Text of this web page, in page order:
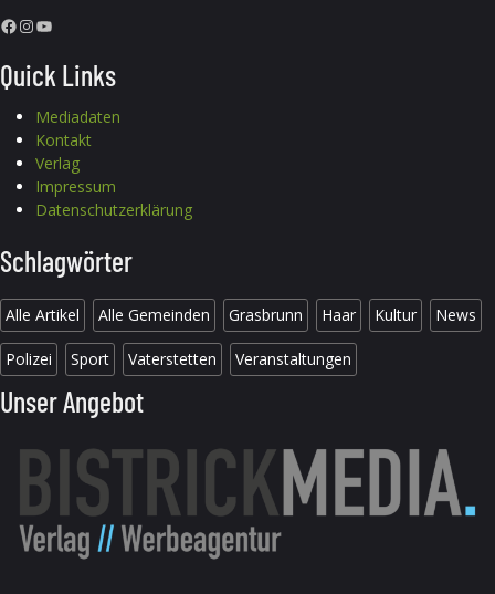
Facebook InstagramYouTube
Quick Links
Mediadaten
Kontakt
Verlag
Impressum
Datenschutzerklärung
Schlagwörter
Alle Artikel Alle Gemeinden Grasbrunn Haar Kultur News
Polizei Sport Vaterstetten Veranstaltungen
Unser Angebot